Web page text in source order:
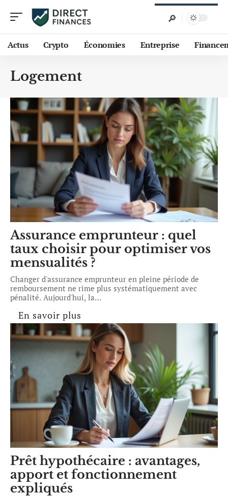
Actus Crypto Économies Entreprise
Logement
Assurance emprunteur : quel
taux choisir pour optimiser vos
mensualités ?
Changer d'assurance emprunteur en pleine période de
remboursement ne rime plus systématiquement avec
pénalité. Aujourd'hui, la…
En savoir plus
Prêt hypothécaire : avantages,
apport et fonctionnement
expliqués